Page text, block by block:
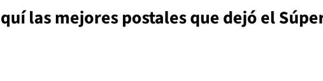
las mejores postales que dejó el